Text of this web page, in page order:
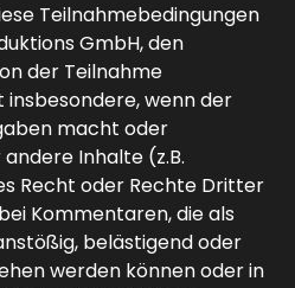
Teilnahmebedingungen
GmbH, den
der Teilnahme
insbesondere, wenn der
macht oder
Inhalte (z.B.
Recht oder Rechte Dritter
Kommentaren, die als
belästigend oder
werden können oder in